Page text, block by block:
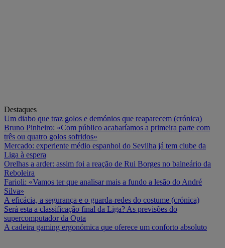
Destaques
Um diabo que traz golos e demónios que reaparecem (crónica)
Bruno Pinheiro: «Com público acabaríamos a primeira parte com
três ou quatro golos sofridos»
Mercado: experiente médio espanhol do Sevilha já tem clube da
Liga à espera
Orelhas a arder: assim foi a reação de Rui Borges no balneário da
Reboleira
Farioli: «Vamos ter que analisar mais a fundo a lesão do André
Silva»
A eficácia, a segurança e o guarda-redes do costume (crónica)
Será esta a classificação final da Liga? As previsões do
supercomputador da Opta
A cadeira gaming ergonómica que oferece um conforto absoluto